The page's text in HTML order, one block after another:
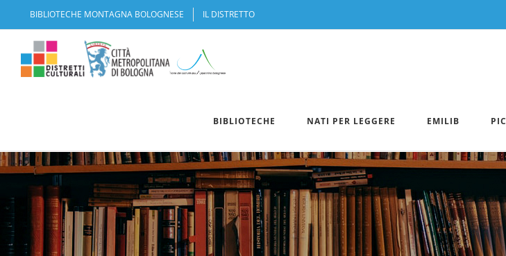
al
contenuto
BIBLIOTECHE MONTAGNA BOLOGNESE IL DISTRETTO
BIBLIOTECHE NATI PER LEGGERE EMILIB PIC